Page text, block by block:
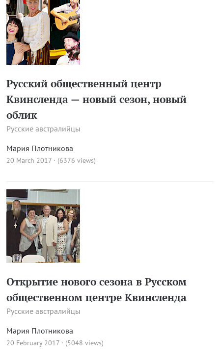
Русский общественный центр
Квинсленда — новый сезон, новый
облик
Русские австралийцы
Мария Плотникова
20 March 2017 · (6376 views)
Открытие нового сезона в Русском
общественном центре Квинсленда
Русские австралийцы
Мария Плотникова
20 February 2017 · (5048 views)